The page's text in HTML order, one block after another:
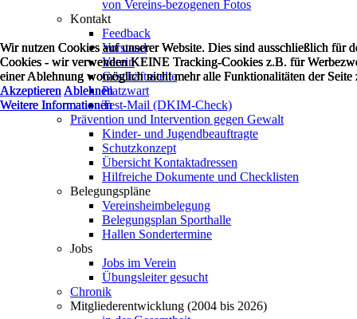
von Vereins-bezogenen Fotos
Kontakt
Feedback
Vorstand
Verein
Geschäftsstelle
Platzwart
Test-Mail (DKIM-Check)
Prävention und Intervention gegen Gewalt
Kinder- und Jugendbeauftragte
Schutzkonzept
Übersicht Kontaktadressen
Hilfreiche Dokumente und Checklisten
Belegungspläne
Vereinsheimbelegung
Belegungsplan Sporthalle
Hallen Sondertermine
Jobs
Jobs im Verein
Übungsleiter gesucht
Chronik
Mitgliederentwicklung (2004 bis 2026)
Wir nutzen Cookies auf unserer Website. Dies sind ausschließlich für
Cookies - wir verwenden KEINE Tracking-Cookies z.B. für
einer Ablehnung womöglich nicht mehr alle Funktionalitäten der Seite
Akzeptieren Ablehnen
Weitere Informationen
Wir nutzen Cookies auf unserer Website. Dies sind ausschließlich für
Cookies - wir verwenden KEINE Tracking-Cookies z.B. für
einer Ablehnung womöglich nicht mehr alle Funktionalitäten der Seite
Akzeptieren Ablehnen
Weitere Informationen
Wir nutzen Cookies auf unserer Website. Dies sind ausschließlich für
Cookies - wir verwenden KEINE Tracking-Cookies z.B. für
einer Ablehnung womöglich nicht mehr alle Funktionalitäten der Seite
Akzeptieren Ablehnen
Weitere Informationen